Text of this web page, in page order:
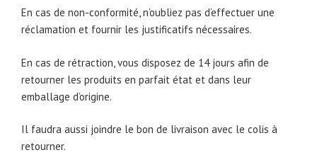
En cas de non-conformité, n’oubliez pas d’effectuer une
réclamation et fournir les justificatifs nécessaires.
En cas de rétraction, vous disposez de 14 jours afin de
retourner les produits en parfait état et dans leur
emballage d’origine.
Il faudra aussi joindre le bon de livraison avec le colis à
retourner.